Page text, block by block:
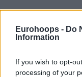
Eurohoops - Do
Information
If you wish to opt-
processing of your